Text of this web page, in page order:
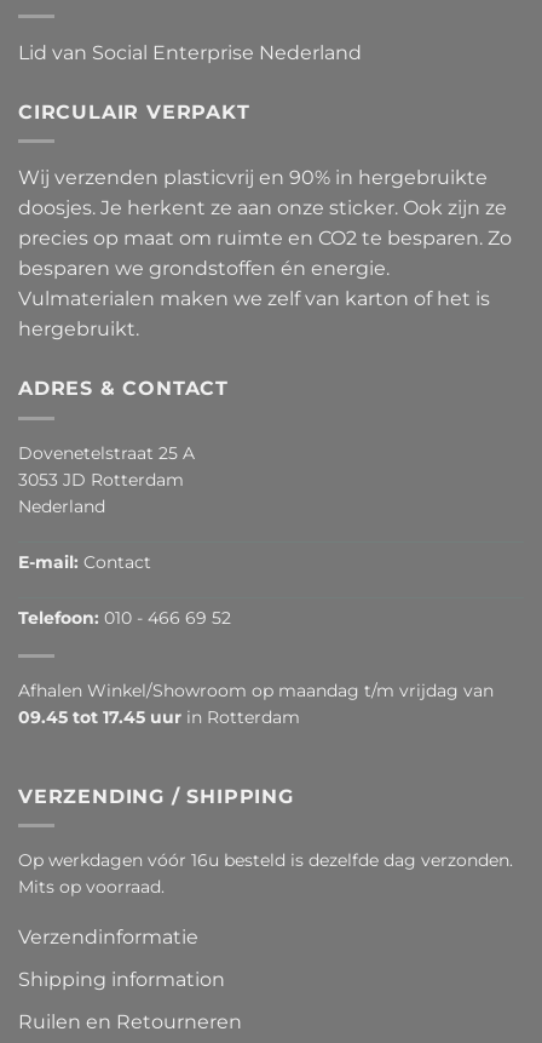
Lid van Social Enterprise Nederland
CIRCULAIR VERPAKT
Wij verzenden plasticvrij en 90% in hergebruikte
doosjes. Je herkent ze aan onze sticker. Ook zijn ze
precies op maat om ruimte en CO2 te besparen. Zo
besparen we grondstoffen én energie.
Vulmaterialen maken we zelf van karton of het is
hergebruikt.
ADRES & CONTACT
Dovenetelstraat 25 A
3053 JD Rotterdam
Nederland
E-mail: Contact
Telefoon: 010 - 466 69 52
Afhalen Winkel/Showroom op maandag t/m vrijdag van
09.45 tot 17.45 uur in Rotterdam
VERZENDING / SHIPPING
Op werkdagen vóór 16u besteld is dezelfde dag verzonden.
Mits op voorraad.
Verzendinformatie
Shipping information
Ruilen en Retourneren